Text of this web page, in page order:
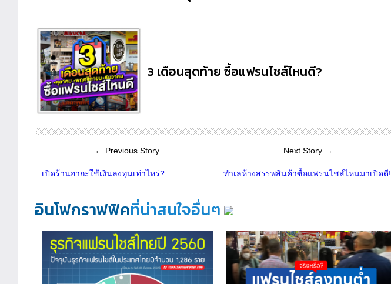
3 เดือนสุดท้าย ซื้อแฟรนไชส์ไหนดี?
← Previous Story Next Story →
เปิดร้านอากะใช้เงินลงทุนเท่าไหร่? ทำเลห้างสรรพสินค้าซื้อแฟรนไชส์ไหนมาเปิดดี!
อินโฟกราฟฟิคที่น่าสนใจอื่นๆ